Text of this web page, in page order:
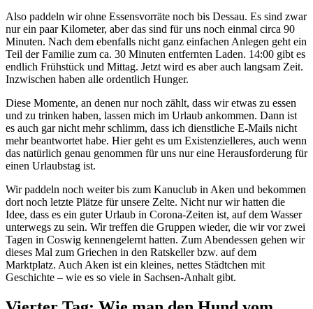
Also paddeln wir ohne Essensvorräte noch bis Dessau. Es sind zwar
nur ein paar Kilometer, aber das sind für uns noch einmal circa 90
Minuten. Nach dem ebenfalls nicht ganz einfachen Anlegen geht ein
Teil der Familie zum ca. 30 Minuten entfernten Laden. 14:00 gibt es
endlich Frühstück und Mittag. Jetzt wird es aber auch langsam Zeit.
Inzwischen haben alle ordentlich Hunger.
Diese Momente, an denen nur noch zählt, dass wir etwas zu essen
und zu trinken haben, lassen mich im Urlaub ankommen. Dann ist
es auch gar nicht mehr schlimm, dass ich dienstliche E-Mails nicht
mehr beantwortet habe. Hier geht es um Existenzielleres, auch wenn
das natürlich genau genommen für uns nur eine Herausforderung für
einen Urlaubstag ist.
Wir paddeln noch weiter bis zum Kanuclub in Aken und bekommen
dort noch letzte Plätze für unsere Zelte. Nicht nur wir hatten die
Idee, dass es ein guter Urlaub in Corona-Zeiten ist, auf dem Wasser
unterwegs zu sein. Wir treffen die Gruppen wieder, die wir vor zwei
Tagen in Coswig kennengelernt hatten. Zum Abendessen gehen wir
dieses Mal zum Griechen in den Ratskeller bzw. auf dem
Marktplatz. Auch Aken ist ein kleines, nettes Städtchen mit
Geschichte – wie es so viele in Sachsen-Anhalt gibt.